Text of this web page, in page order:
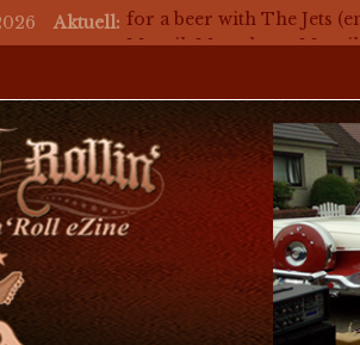
Aktuell: auf ein Bier mit The Jets
for a beer with The Jets
auf ein Bier mit Mark
auf ein Bier mit Mason